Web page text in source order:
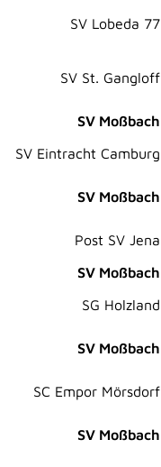
SV Lobeda 77
SV St. Gangloff
SV Moßbach
SV Eintracht Camburg
SV Moßbach
Post SV Jena
SV Moßbach
SG Holzland
SV Moßbach
SC Empor Mörsdorf
SV Moßbach